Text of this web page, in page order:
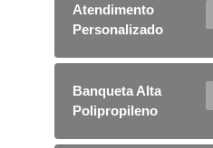
Atendimento
Personalizado
Banqueta Alta
Polipropileno